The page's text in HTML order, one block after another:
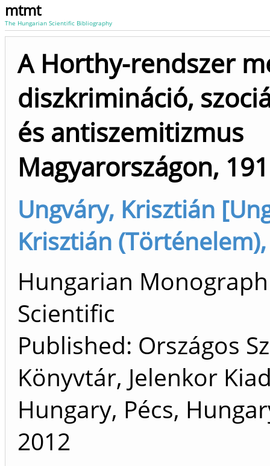
mtmt
The Hungarian Scientific Bibliography
A Horthy-rendszer
diszkrimináció,
és antiszemitizmus
Magyarországon,
Ungváry, Krisztián
Krisztián
Hungarian
Scientific
Published: Országos
Könyvtár, Jelenkor
Hungary, Pécs,
2012